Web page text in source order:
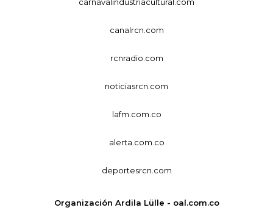
canalrcn.com
rcnradio.com
noticiasrcn.com
lafm.com.co
alerta.com.co
deportesrcn.com
Organización Ardila Lülle - oal.com.co